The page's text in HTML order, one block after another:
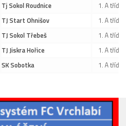
Tj Sokol Roudnice
1. A třída
TJ Start Ohnišov
1. A třída
TJ Sokol Třebeš
1. A třída
TJ Jiskra Hořice
1. A třída
SK Sobotka 1. A třída